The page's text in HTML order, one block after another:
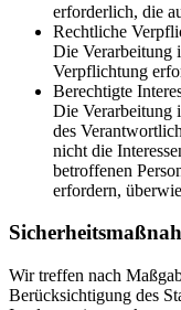
erforderlich, die
Rechtliche
Die Verarbeitung
Verpflichtung
Berechtigte
Die Verarbeitung
des
nicht die
betroffenen
erfordern,
Wir treffen nach
Berücksichtigung des